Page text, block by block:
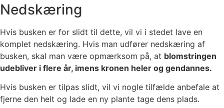
Nedskæring
Hvis busken er for slidt til dette, vil vi i stedet lave en
komplet nedskæring. Hvis man udfører nedskæring af
busken, skal man være opmærksom på, at blomstringen
udebliver i flere år, imens kronen heler og gendannes.
Hvis busken er tilpas slidt, vil vi nogle tilfælde anbefale at
fjerne den helt og lade en ny plante tage dens plads.